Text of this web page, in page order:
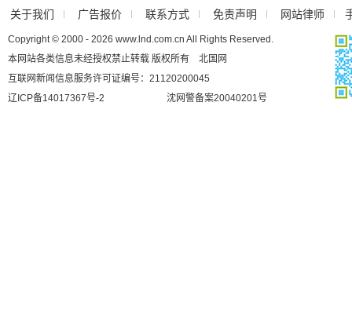
关于我们 广告报价 联系方式 免责声明 网站律师
Copyright © 2000 - 2026 www.lnd.com.cn All Rights Reserved.
本网站各类信息未经授权禁止转载 版权所有 北国网
互联网新闻信息服务许可证编号：21120200045
辽ICP备14017367号-2
沈网警备案20040201号